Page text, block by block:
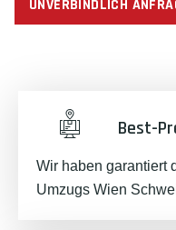
UNVERBINDLICH
Best-
Wir haben garantiert
Umzugs Wien